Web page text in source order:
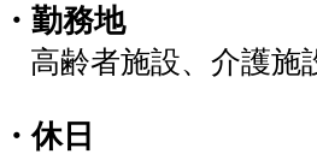
・勤務地
高齢者施設、介護施
・休日